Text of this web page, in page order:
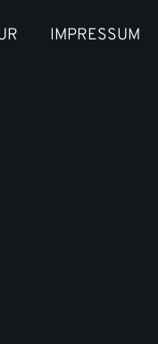
IMPRESSUM